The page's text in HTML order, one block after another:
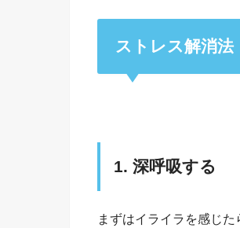
ストレス解消法
1. 深呼吸する
まずはイライラを感じた